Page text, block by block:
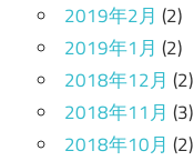
2019年2月 (2)
2019年1月 (2)
2018年12月 (2)
2018年11月 (3)
2018年10月 (2)